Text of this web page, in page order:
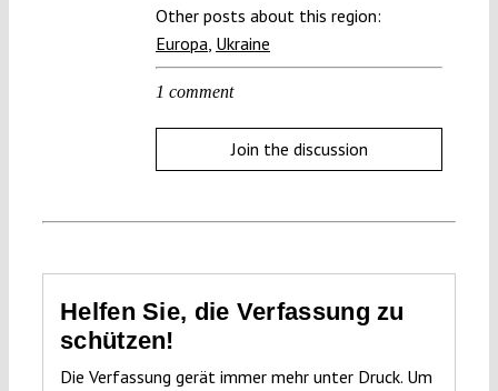
Other posts about this region:
Europa Ukraine
1 comment
Join the discussion
Helfen Sie, die Verfassung zu
schützen!
Die Verfassung gerät immer mehr unter Druck. Um